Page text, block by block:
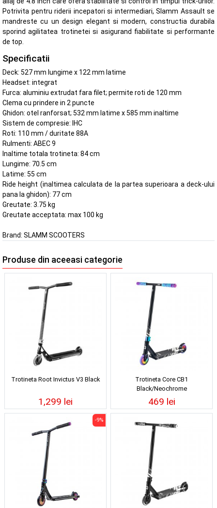
Potrivita pentru riderii incepatori si intermediari, Slamm Assault se
mandreste cu un design elegant si modern, constructia durabila
sporind agilitatea trotinetei si asigurand fiabilitate si performante
de top.
Specificatii
Deck: 527 mm lungime x 122 mm latime
Headset: integrat
Furca: aluminiu extrudat fara filet; permite roti de 120 mm
Clema cu prindere in 2 puncte
Ghidon: otel ranforsat; 532 mm latime x 585 mm inaltime
Sistem de compresie: IHC
Roti: 110 mm / duritate 88A
Rulmenti: ABEC 9
Inaltime totala trotineta: 84 cm
Lungime: 70.5 cm
Latime: 55 cm
Ride height (inaltimea calculata de la partea superioara a deck-ului
pana la ghidon): 77 cm
Greutate: 3.75 kg
Greutate acceptata: max 100 kg
Brand: SLAMM SCOOTERS
Produse din aceeasi categorie
Trotineta Root Invictus V3 Black
1,299 lei
Trotineta Core CB1
Black/Neochrome
469 lei
-9%